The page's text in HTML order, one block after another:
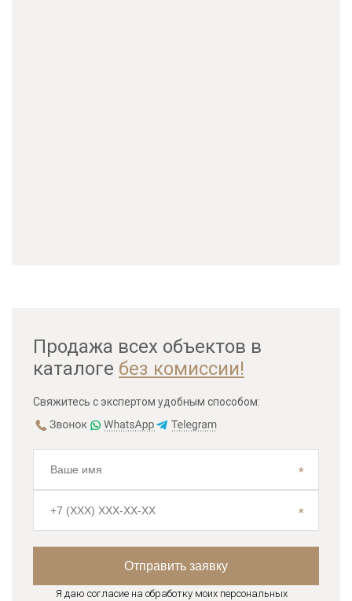
Продажа всех объектов в
каталоге без комиссии!
Свяжитесь с экспертом удобным способом:
Я даю согласие на обработку моих персональных